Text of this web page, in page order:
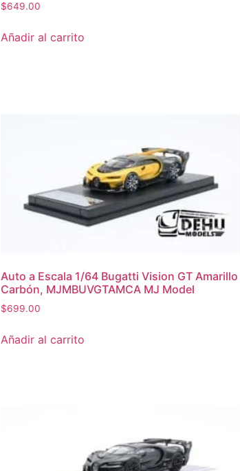
$649.00
Añadir al carrito
Auto a Escala 1/64 Bugatti Vision GT Amarillo
Carbón, MJMBUVGTAMCA MJ Model
$699.00
Añadir al carrito